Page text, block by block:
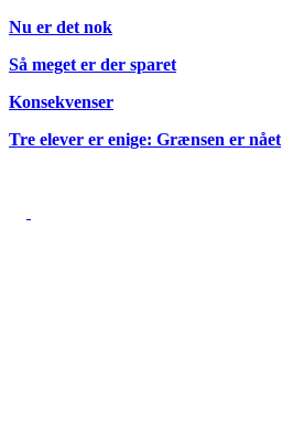
Nu er det nok
Så meget er der sparet
Konsekvenser
Tre elever er enige: Grænsen er nået